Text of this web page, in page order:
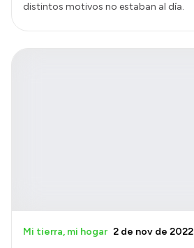
distintos motivos no estaban al día.
Mi tierra, mi hogar 2 de nov de 2022